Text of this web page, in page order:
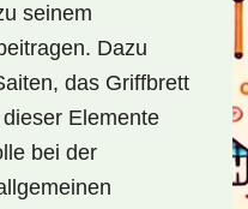
seinem
Dazu
das Griffbrett
Elemente
bei der